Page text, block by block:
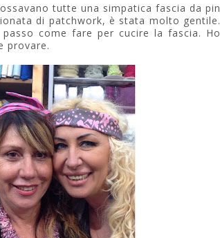
tutte una simpatica fascia da pin
di patchwork, è stata molto gentile.
come fare per cucire la fascia. Ho
provare.